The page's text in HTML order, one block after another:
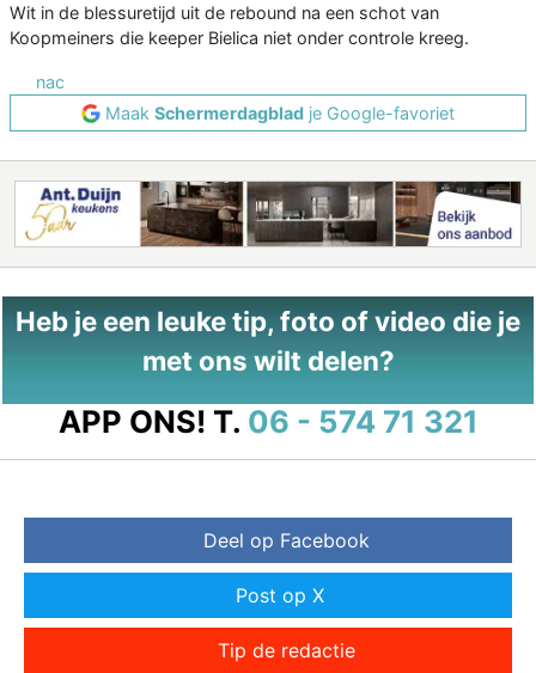
Wit in de blessuretijd uit de rebound na een schot van
Koopmeiners die keeper Bielica niet onder controle kreeg.
nac
Maak Schermerdagblad je Google-favoriet
Heb je een leuke tip, foto of video die je
met ons wilt delen?
APP ONS! T. 06 - 574 71 321
Deel op Facebook
Post op X
Tip de redactie